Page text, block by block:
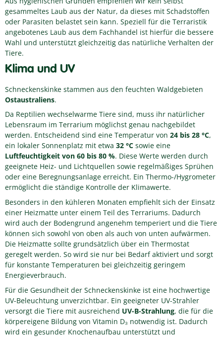
gesammeltes Laub aus der Natur, da dieses mit Schadstoffen
oder Parasiten belastet sein kann. Speziell für die Terraristik
angebotenes Laub aus dem Fachhandel ist hierfür die bessere
Wahl und unterstützt gleichzeitig das natürliche Verhalten der
Tiere.
Klima und UV
Schneckenskinke stammen aus den feuchten Waldgebieten
Ostaustraliens.
Da Reptilien wechselwarme Tiere sind, muss ihr natürlicher
Lebensraum im Terrarium möglichst genau nachgebildet
werden. Entscheidend sind eine Temperatur von 24 bis 28 °C,
ein lokaler Sonnenplatz mit etwa 32 °C sowie eine
Luftfeuchtigkeit von 60 bis 80 %. Diese Werte werden durch
geeignete Heiz- und Lichtquellen sowie regelmäßiges Sprühen
oder eine Beregnungsanlage erreicht. Ein Thermo-/Hygrometer
ermöglicht die ständige Kontrolle der Klimawerte.
Besonders in den kühleren Monaten empfiehlt sich der Einsatz
einer Heizmatte unter einem Teil des Terrariums. Dadurch
wird auch der Bodengrund angenehm temperiert und die Tiere
können sich sowohl von oben als auch von unten aufwärmen.
Die Heizmatte sollte grundsätzlich über ein Thermostat
geregelt werden. So wird sie nur bei Bedarf aktiviert und sorgt
für konstante Temperaturen bei gleichzeitig geringem
Energieverbrauch.
Für die Gesundheit der Schneckenskinke ist eine hochwertige
UV-Beleuchtung unverzichtbar. Ein geeigneter UV-Strahler
versorgt die Tiere mit ausreichend UV-B-Strahlung, die für die
körpereigene Bildung von Vitamin D₃ notwendig ist. Dadurch
wird ein gesunder Knochenaufbau unterstützt und